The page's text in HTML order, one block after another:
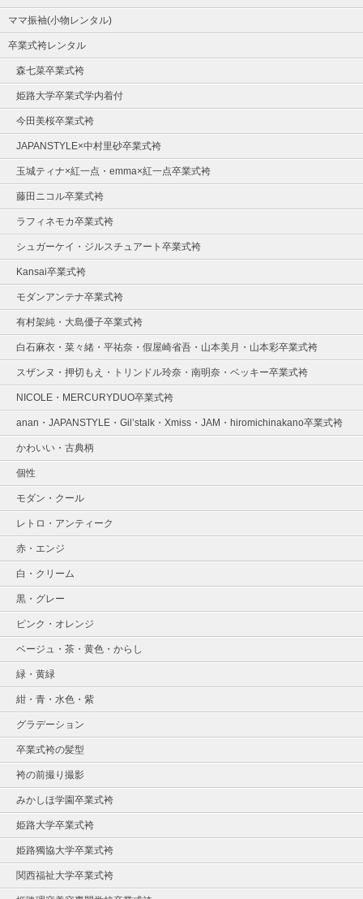
ママ振袖(小物レンタル)
卒業式袴レンタル
森七菜卒業式袴
姫路大学卒業式学内着付
今田美桜卒業式袴
JAPANSTYLE×中村里砂卒業式袴
玉城ティナ×紅一点・emma×紅一点卒業式袴
藤田ニコル卒業式袴
ラフィネモカ卒業式袴
シュガーケイ・ジルスチュアート卒業式袴
Kansai卒業式袴
モダンアンテナ卒業式袴
有村架純・大島優子卒業式袴
白石麻衣・菜々緒・平祐奈・假屋崎省吾・山本美月・山本彩卒業式袴
スザンヌ・押切もえ・トリンドル玲奈・南明奈・ベッキー卒業式袴
NICOLE・MERCURYDUO卒業式袴
anan・JAPANSTYLE・Gil’stalk・Xmiss・JAM・hiromichinakano卒業式袴
かわいい・古典柄
個性
モダン・クール
レトロ・アンティーク
赤・エンジ
白・クリーム
黒・グレー
ピンク・オレンジ
ベージュ・茶・黄色・からし
緑・黄緑
紺・青・水色・紫
グラデーション
卒業式袴の髪型
袴の前撮り撮影
みかしほ学園卒業式袴
姫路大学卒業式袴
姫路獨協大学卒業式袴
関西福祉大学卒業式袴